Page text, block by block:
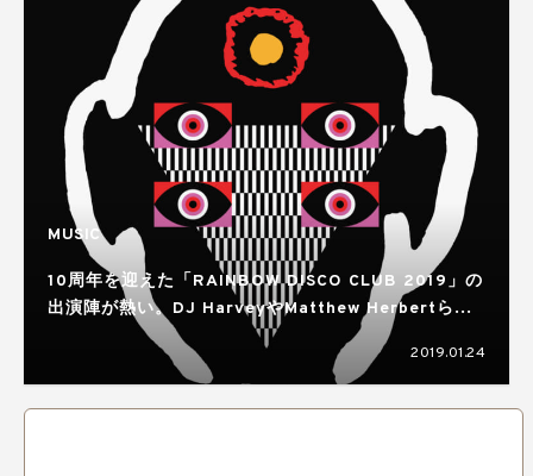
MUSIC
10周年を迎えた「RAINBOW DISCO CLUB 2019」の
出演陣が熱い。DJ HarveyやMatthew Herbertら第
一弾ラインナップが発表
2019.01.24